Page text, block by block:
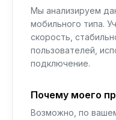
Мы анализируем
мобильного типа.
скорость,
пользователей,
подключение.
Почему моего
Возможно, по